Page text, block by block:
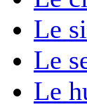
Le
Le
Le